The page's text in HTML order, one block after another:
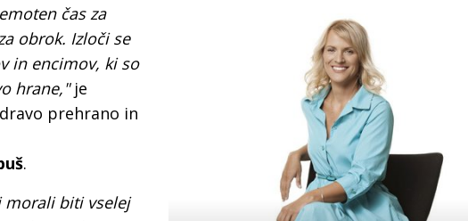
čas za
obrok. Izloči se
in encimov, ki so
hrane,"je
prehrano in
.
morali biti vselej